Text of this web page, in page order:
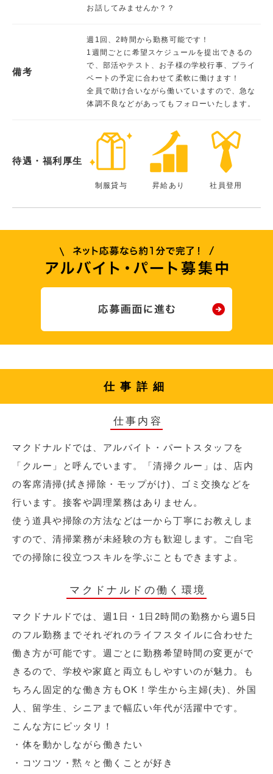
お話してみませんか？？
備考
週1回、2時間から勤務可能です！
1週間ごとに希望スケジュールを提出できるの
で、部活やテスト、お子様の学校行事、プライ
ベートの予定に合わせて柔軟に働けます！
全員で助け合いながら働いていますので、急な
体調不良などがあってもフォローいたします。
待遇・福利厚生
制服貸与 昇給あり 社員登用
仕事詳細
仕事内容
マクドナルドでは、アルバイト・パートスタッフを
「クルー」と呼んでいます。「清掃クルー」は、店内
の客席清掃(拭き掃除・モップがけ)、ゴミ交換などを
行います。接客や調理業務はありません。
使う道具や掃除の方法などは一から丁寧にお教えしま
すので、清掃業務が未経験の方も歓迎します。ご自宅
での掃除に役立つスキルを学ぶこともできますよ。
マクドナルドの働く環境
マクドナルドでは、週1日・1日2時間の勤務から週5日
のフル勤務までそれぞれのライフスタイルに合わせた
働き方が可能です。週ごとに勤務希望時間の変更がで
きるので、学校や家庭と両立もしやすいのが魅力。も
ちろん固定的な働き方もOK！学生から主婦(夫)、外国
人、留学生、シニアまで幅広い年代が活躍中です。
こんな方にピッタリ！
・体を動かしながら働きたい
・コツコツ・黙々と働くことが好き